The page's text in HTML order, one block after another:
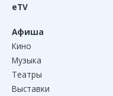
eTV
Афиша
Кино
Музыка
Театры
Выставки